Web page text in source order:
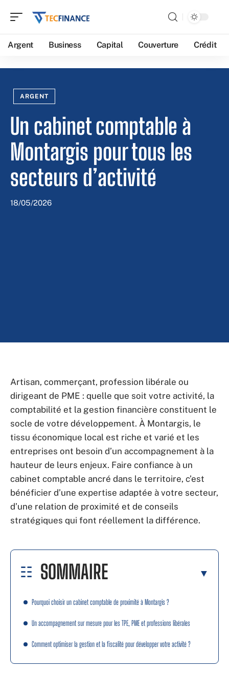
Argent Business Capital Couverture Crédit
ARGENT
Un cabinet comptable à
Montargis pour tous les
secteurs d’activité
18/05/2026
Artisan, commerçant, profession libérale ou
dirigeant de PME : quelle que soit votre activité, la
comptabilité et la gestion financière constituent le
socle de votre développement. À Montargis, le
tissu économique local est riche et varié et les
entreprises ont besoin d’un accompagnement à la
hauteur de leurs enjeux. Faire confiance à un
cabinet comptable ancré dans le territoire, c’est
bénéficier d’une expertise adaptée à votre secteur,
d’une relation de proximité et de conseils
stratégiques qui font réellement la différence.
SOMMAIRE
Pourquoi choisir un cabinet comptable de proximité à Montargis ?
Un accompagnement sur mesure pour les TPE, PME et professions libérales
Comment optimiser la gestion et la fiscalité pour développer votre activité ?